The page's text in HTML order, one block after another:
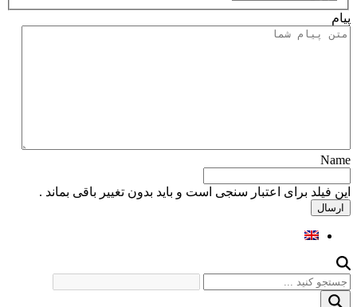
استان
پیام
Name
این فیلد برای اعتبار سنجی است و باید بدون تغییر باقی بماند .